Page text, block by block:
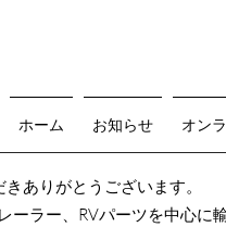
ホーム お知らせ オン
ありがとうございます。
ーラー、RVパーツを中心に